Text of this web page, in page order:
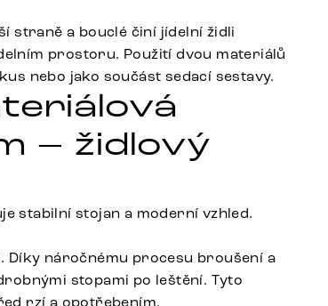
straně a bouclé činí jídelní židli
prostoru. Použití dvou materiálů
nebo jako součást sedací sestavy.
– židlový
stabilní stojan a moderní vzhled.
Díky náročnému procesu broušení a
stopami po leštění. Tyto
rzí a opotřebením.